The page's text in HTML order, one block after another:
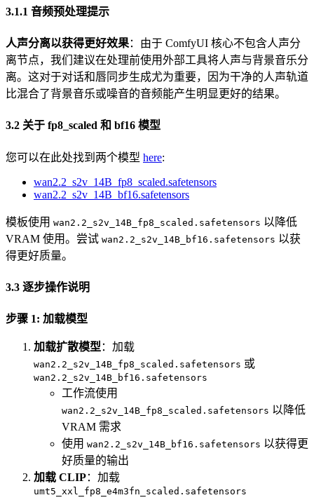
3.1.1 音频预处理提示
人声分离以获得更好效果：由于 ComfyUI 核心不包含人声分
离节点，我们建议在处理前使用外部工具将人声与背景音乐分
离。这对于对话和唇同步生成尤为重要，因为干净的人声轨道
比混合了背景音乐或噪音的音频能产生明显更好的结果。
3.2 关于 fp8_scaled 和 bf16 模型
您可以在此处找到两个模型 here:
wan2.2_s2v_14B_fp8_scaled.safetensors
wan2.2_s2v_14B_bf16.safetensors
模板使用 wan2.2_s2v_14B_fp8_scaled.safetensors 以降低
VRAM 使用。尝试 wan2.2_s2v_14B_bf16.safetensors 以获
得更好质量。
3.3 逐步操作说明
步骤 1: 加载模型
加载扩散模型 ：加载
wan2.2_s2v_14B_fp8_scaled.safetensors 或
wan2.2_s2v_14B_bf16.safetensors
工作流使用
wan2.2_s2v_14B_fp8_scaled.safetensors 以降低
VRAM 需求
使用 wan2.2_s2v_14B_bf16.safetensors 以获得更
好质量的输出
加载 CLIP：加载
umt5_xxl_fp8_e4m3fn_scaled.safetensors